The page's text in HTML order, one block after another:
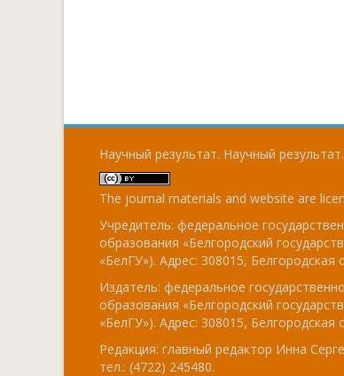
Научный результат. Научный
The journal materials and website are
Учредитель: федеральное
образования «Белгородский
«БелГУ»). Адрес: 308015,
Издатель: федеральное
образования «Белгородский
«БелГУ»). Адрес: 308015,
Редакция: главный редактор Инна
тел.: (4722) 245480.